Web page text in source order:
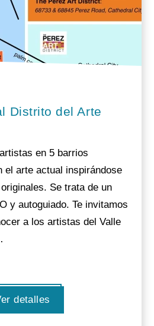
Distrito del Arte
en 5 barrios
el arte actual inspirándose
Se trata de un
y autoguiado. Te invitamos
a los artistas del Valle
detalles